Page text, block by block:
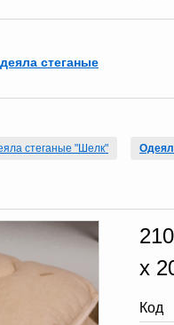
стеганые
стеганые "Шелк"
х
Код